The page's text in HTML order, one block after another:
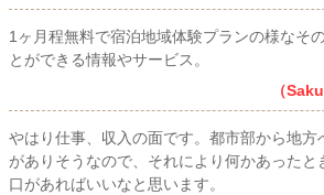
1ヶ月程無料で宿泊地域体験プランの様なそ
とができる情報やサービス。
（
やはり仕事、収入の面です。都市部から地方
がありそうなので、それにより何かあったと
口があればいいなと思います。